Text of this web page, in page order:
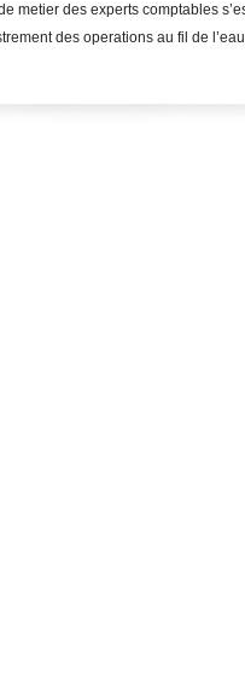
metier des experts comptables
des operations au fil de